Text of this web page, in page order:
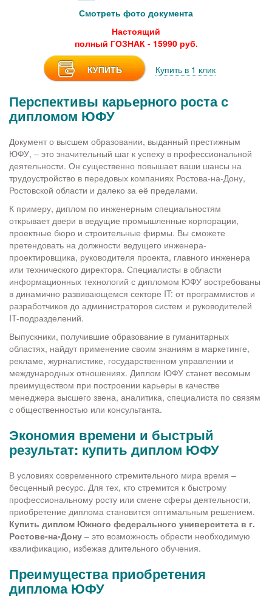
Смотреть фото документа
Настоящий
полный ГОЗНАК - 15990 руб.
КУПИТЬ Купить в 1 клик
Перспективы карьерного роста с
дипломом ЮФУ
Документ о высшем образовании, выданный престижным
ЮФУ, – это значительный шаг к успеху в профессиональной
деятельности. Он существенно повышает ваши шансы на
трудоустройство в передовых компаниях Ростова-на-Дону,
Ростовской области и далеко за её пределами.
К примеру, диплом по инженерным специальностям
открывает двери в ведущие промышленные корпорации,
проектные бюро и строительные фирмы. Вы сможете
претендовать на должности ведущего инженера-
проектировщика, руководителя проекта, главного инженера
или технического директора. Специалисты в области
информационных технологий с дипломом ЮФУ востребованы
в динамично развивающемся секторе IT: от программистов и
разработчиков до администраторов систем и руководителей
IT-подразделений.
Выпускники, получившие образование в гуманитарных
областях, найдут применение своим знаниям в маркетинге,
рекламе, журналистике, государственном управлении и
международных отношениях. Диплом ЮФУ станет весомым
преимуществом при построении карьеры в качестве
менеджера высшего звена, аналитика, специалиста по связям
с общественностью или консультанта.
Экономия времени и быстрый
результат: купить диплом ЮФУ
В условиях современного стремительного мира время –
бесценный ресурс. Для тех, кто стремится к быстрому
профессиональному росту или смене сферы деятельности,
приобретение диплома становится оптимальным решением.
Купить диплом Южного федерального университета в г.
Ростове-на-Дону – это возможность обрести необходимую
квалификацию, избежав длительного обучения.
Преимущества приобретения
диплома ЮФУ